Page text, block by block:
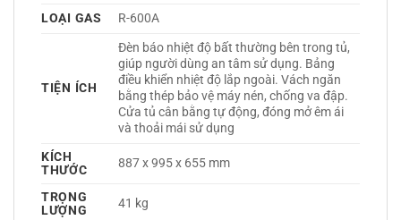
LOẠI GAS R-600A
TIỆN ÍCH
Đèn báo nhiệt độ bất thường bên trong tủ,
giúp người dùng an tâm sử dụng. Bảng
điều khiển nhiệt độ lắp ngoài. Vách ngăn
bằng thép bảo vệ máy nén, chống va đập.
Cửa tủ cân bằng tự động, đóng mở êm ái
và thoải mái sử dụng
KÍCH
THƯỚC
887 x 995 x 655 mm
TRỌNG
LƯỢNG
41 kg